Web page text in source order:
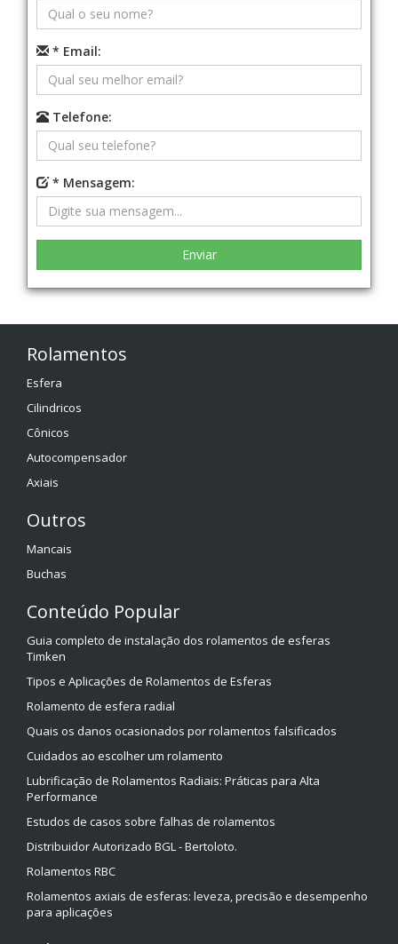
* Email:
Telefone:
* Mensagem:
Rolamentos
Esfera
Cilindricos
Cônicos
Autocompensador
Axiais
Outros
Mancais
Buchas
Conteúdo Popular
Guia completo de instalação dos rolamentos de esferas
Timken
Tipos e Aplicações de Rolamentos de Esferas
Rolamento de esfera radial
Quais os danos ocasionados por rolamentos falsificados
Cuidados ao escolher um rolamento
Lubrificação de Rolamentos Radiais: Práticas para Alta
Performance
Estudos de casos sobre falhas de rolamentos
Distribuidor Autorizado BGL - Bertoloto.
Rolamentos RBC
Rolamentos axiais de esferas: leveza, precisão e desempenho
para aplicações